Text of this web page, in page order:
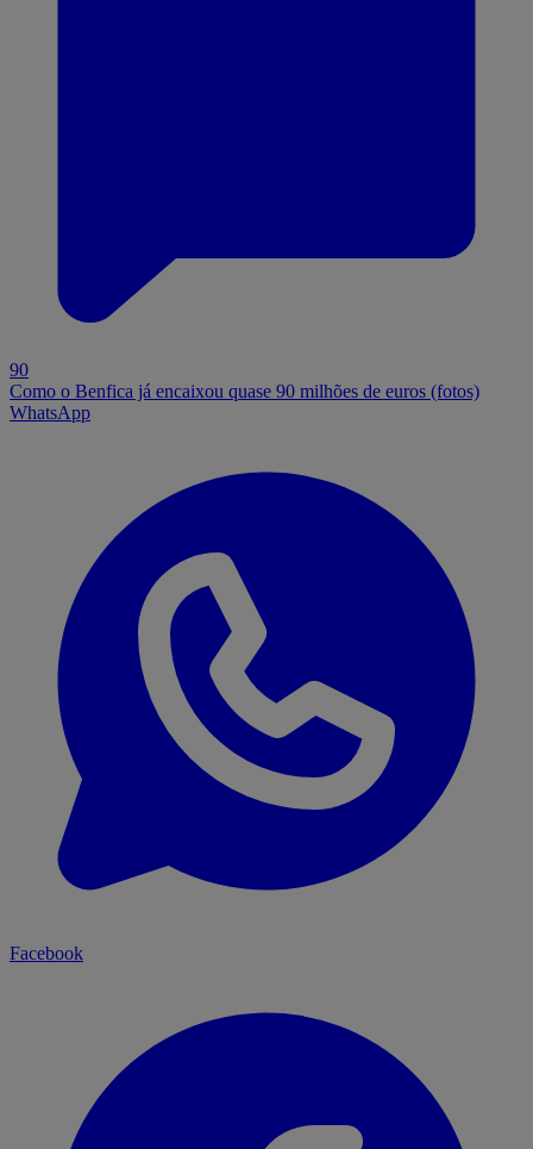
90
Como o Benfica já encaixou quase 90 milhões de euros (fotos)
WhatsApp
Facebook